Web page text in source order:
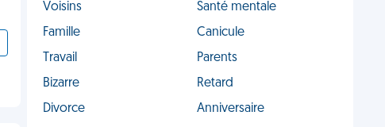
Voisins
Santé mentale
Famille
Canicule
Travail
Parents
Bizarre
Retard
Divorce
Anniversaire